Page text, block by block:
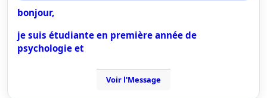
bonjour,
je suis étudiante en première année de
psychologie et
Voir l'Message